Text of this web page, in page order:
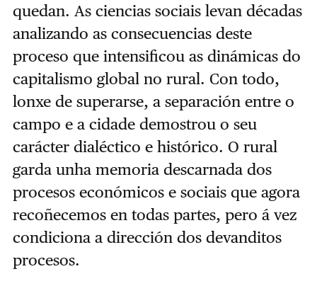
quedan. As ciencias sociais levan décadas
analizando as consecuencias deste
proceso que intensificou as dinámicas do
capitalismo global no rural. Con todo,
lonxe de superarse, a separación entre o
campo e a cidade demostrou o seu
carácter dialéctico e histórico. O rural
garda unha memoria descarnada dos
procesos económicos e sociais que agora
recoñecemos en todas partes, pero á vez
condiciona a dirección dos devanditos
procesos.